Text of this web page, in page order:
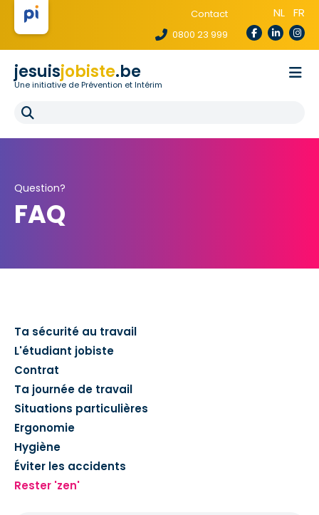
Contact
0800 23 999
NL FR
jesuisjobiste.be
Une initiative de Prévention et Intérim
Pour les agences
Question?
FAQ
Ta sécurité au travail
L'étudiant jobiste
Contrat
Ta journée de travail
Situations particulières
Ergonomie
Hygiène
Éviter les accidents
Rester 'zen'